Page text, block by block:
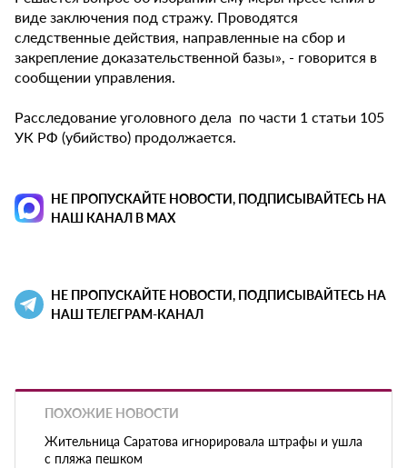
виде заключения под стражу. Проводятся
следственные действия, направленные на сбор и
закрепление доказательственной базы», - говорится в
сообщении управления.
Расследование уголовного дела по части 1 статьи 105
УК РФ (убийство) продолжается.
НЕ ПРОПУСКАЙТЕ НОВОСТИ, ПОДПИСЫВАЙТЕСЬ НА
НАШ КАНАЛ В MAX
НЕ ПРОПУСКАЙТЕ НОВОСТИ, ПОДПИСЫВАЙТЕСЬ НА
НАШ ТЕЛЕГРАМ-КАНАЛ
ПОХОЖИЕ НОВОСТИ
Жительница Саратова игнорировала штрафы и ушла
с пляжа пешком